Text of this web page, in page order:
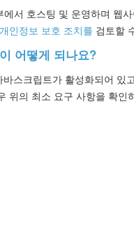
서 호스팅 및 운영하며 웹
인정보 보호 조치를 검토할
어떻게 되나요?
스크립트가 활성화되어 있
위의 최소 요구 사항을 확인